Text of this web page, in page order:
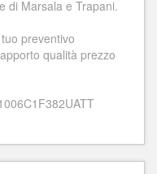
di Marsala e Trapani.
preventivo
qualità prezzo